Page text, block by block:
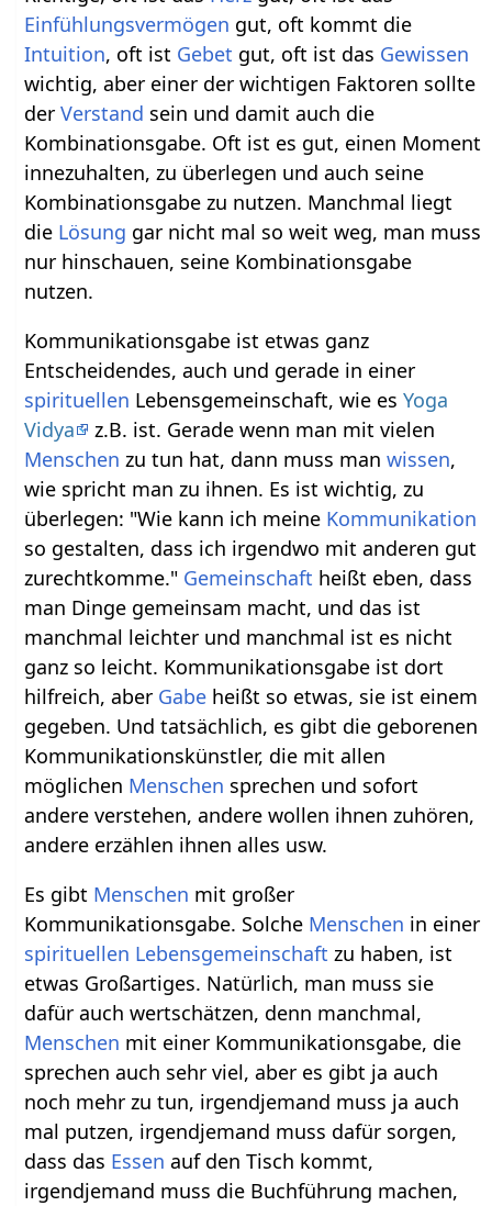
Einfühlungsvermögen gut, oft kommt die
Intuition, oft ist Gebet gut, oft ist das Gewissen
wichtig, aber einer der wichtigen Faktoren sollte
derVerstand sein und damit auch die
Kombinationsgabe. Oft ist es gut, einen Moment
innezuhalten, zu überlegen und auch seine
Kombinationsgabe zu nutzen. Manchmal liegt
die Lösung gar nicht mal so weit weg, man muss
nur hinschauen, seine Kombinationsgabe
nutzen.
Kommunikationsgabe ist etwas ganz
Entscheidendes, auch und gerade in einer
spirituellen Lebensgemeinschaft, wie esYoga
Vidya
z.B. ist. Gerade wenn man mit vielen
Menschen zu tun hat, dann muss manwissen,
wie spricht man zu ihnen. Es ist wichtig, zu
überlegen: "Wie kann ich meine Kommunikation
so gestalten, dass ich irgendwo mit anderen gut
zurechtkomme." Gemeinschaft heißt eben, dass
man Dinge gemeinsam macht, und das ist
manchmal leichter und manchmal ist es nicht
ganz so leicht. Kommunikationsgabe ist dort
hilfreich, aber Gabe heißt so etwas, sie ist einem
gegeben. Und tatsächlich, es gibt die geborenen
Kommunikationskünstler, die mit allen
möglichen Menschen sprechen und sofort
andere verstehen, andere wollen ihnen zuhören,
andere erzählen ihnen alles usw.
Es gibt Menschen mit großer
Kommunikationsgabe. Solche Menschen in einer
spirituellen Lebensgemeinschaft zu haben, ist
etwas Großartiges. Natürlich, man muss sie
dafür auch wertschätzen, denn manchmal,
Menschen mit einer Kommunikationsgabe, die
sprechen auch sehr viel, aber es gibt ja auch
noch mehr zu tun, irgendjemand muss ja auch
mal putzen, irgendjemand muss dafür sorgen,
dass das Essen auf den Tisch kommt,
irgendjemand muss die Buchführung machen,